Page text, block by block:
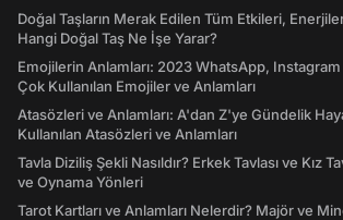
Doğal Taşların Merak Edilen Tüm Etkileri,
Hangi Doğal Taş Ne İşe Yarar?
Emojilerin Anlamları: 2023 WhatsApp,
Çok Kullanılan Emojiler ve Anlamları
Atasözleri ve Anlamları: A'dan Z'ye Gündelik
Kullanılan Atasözleri ve Anlamları
Tavla Diziliş Şekli Nasıldır? Erkek Tavlası ve Kız
ve Oynama Yönleri
Tarot Kartları ve Anlamları Nelerdir? Majör ve